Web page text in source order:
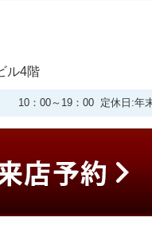
ル4階
10：00～19：00 定休日:年